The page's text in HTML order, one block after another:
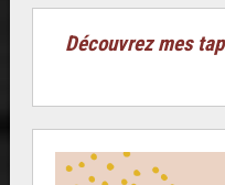
Découvrez mes